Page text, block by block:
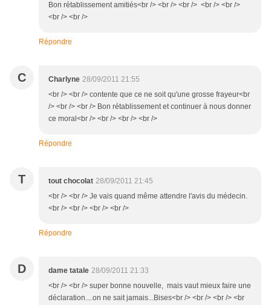
Bon rétablissement amitiés<br /> <br /> <br /> <br /> <br />
<br /> <br />
Répondre
C Charlyne 28/09/2011 21:55
<br /> <br /> contente que ce ne soit qu'une grosse frayeur<br
/> <br /> <br /> Bon rétablissement et continuer à nous donner
ce moral<br /> <br /> <br /> <br />
Répondre
T tout chocolat 28/09/2011 21:45
<br /> <br /> Je vais quand même attendre l'avis du médecin.
<br /> <br /> <br /> <br />
Répondre
D dame tatale 28/09/2011 21:33
<br /> <br /> super bonne nouvelle, mais vaut mieux faire une
déclaration....on ne sait jamais...Bises<br /> <br /> <br /> <br